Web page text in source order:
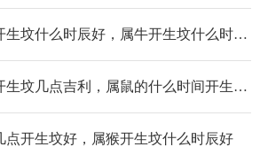
属牛2026年2月15日开生坟什么时辰好，属牛开生坟什么时辰好
属鼠2026年2月28日开生坟几点吉利，属鼠的什么时间开生坟好
点开生坟好，属猴开生坟什么时辰好